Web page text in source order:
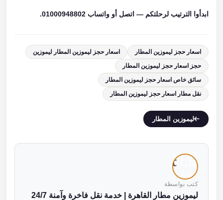
ابدأوا الترتيب لرحلتكم — اتصل أو واتساب 01000948802.
اسعار حجز ليموزين المطار
اسعار حجز ليموزين المطار ليموزين
حجز اسعار حجز ليموزين المطار
سائق خاص اسعار حجز ليموزين المطار
نقل مطار اسعار حجز ليموزين المطار
ليموزين المطار
كتب بواسطة
ليموزين مطار القاهرة | خدمة نقل فاخرة وآمنة 24/7